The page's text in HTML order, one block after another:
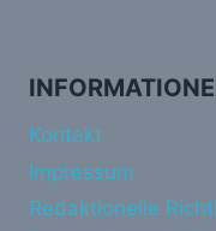
Kontakt
Impressum
Redaktionelle